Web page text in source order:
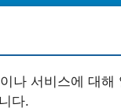
나 서비스에 대
다.